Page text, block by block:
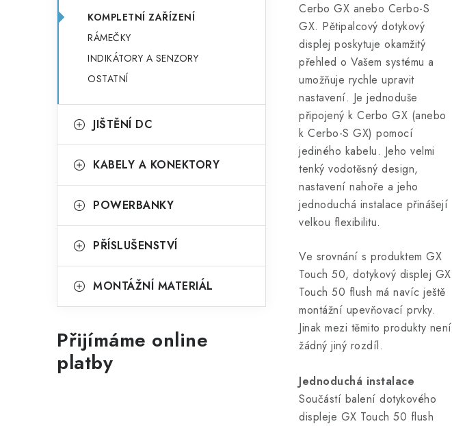
KOMPLETNÍ ZAŘÍZENÍ
RÁMEČKY
INDIKÁTORY A SENZORY
OSTATNÍ
JIŠTĚNÍ DC
KABELY A KONEKTORY
POWERBANKY
PŘÍSLUŠENSTVÍ
MONTÁŽNÍ MATERIÁL
Přijímáme online
platby
Cerbo GX anebo Cerbo-S
GX. Pětipalcový dotykový
displej poskytuje okamžitý
přehled o Vašem systému a
umožňuje rychle upravit
nastavení. Je jednoduše
připojený k Cerbo GX (anebo
k Cerbo-S GX) pomocí
jediného kabelu. Jeho velmi
tenký vodotěsný design,
nastavení nahoře a jeho
jednoduchá instalace přinášejí
velkou flexibilitu.
Ve srovnání s produktem GX
Touch 50, dotykový displej GX
Touch 50 flush má navíc ještě
montážní upevňovací prvky.
Jinak mezi těmito produkty není
žádný jiný rozdíl.
Jednoduchá instalace
Součástí balení dotykového
displeje GX Touch 50 flush